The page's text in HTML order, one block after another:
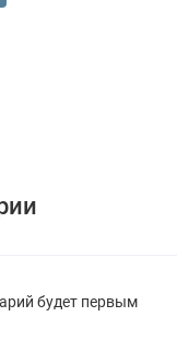
будет первым